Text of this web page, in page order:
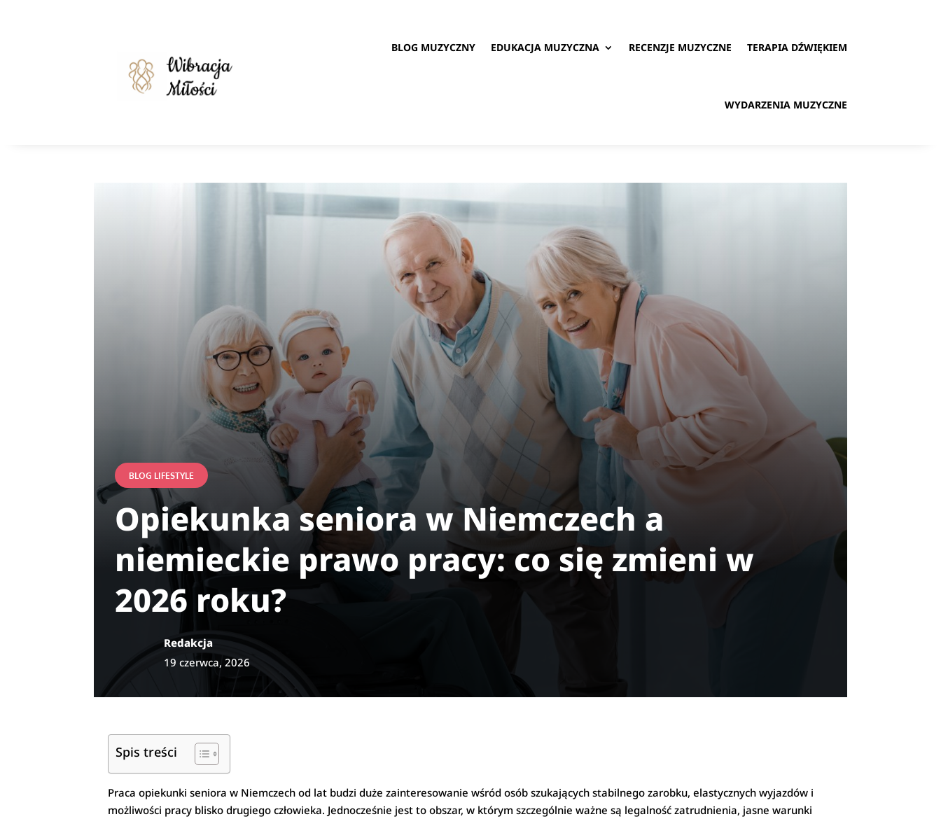
BLOG MUZYCZNY EDUKACJA MUZYCZNA RECENZJE MUZYCZNE TERAPIA DŹWIĘKIEM
WYDARZENIA MUZYCZNE
BLOG LIFESTYLE
Opiekunka seniora w Niemczech a
niemieckie prawo pracy: co się zmieni w
2026 roku?
Redakcja
19 czerwca, 2026
Spis treści
Praca opiekunki seniora w Niemczech od lat budzi duże zainteresowanie wśród osób szukających stabilnego zarobku, elastycznych wyjazdów i
możliwości pracy blisko drugiego człowieka. Jednocześnie jest to obszar, w którym szczególnie ważne są legalność zatrudnienia, jasne warunki